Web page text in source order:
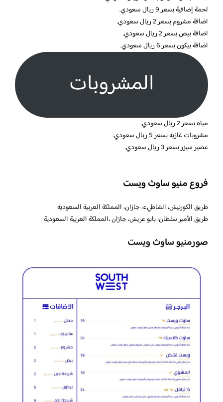
لحمة إضافية بسعر 9 ريال سعودي.
اضافة مشروم بسعر 2 ريال سعودي.
اضافة بيض بسعر 2 ريال سعودي.
اضافة بيكون بسعر 6 ريال سعودي.
المشروبات
مياه بسعر 2 ريال سعودي.
مشروبات غازية بسعر 5 ريال سعودي.
عصير سيزر بسعر 3 ريال سعودي.
فروع منيو ساوث ويست
طريق الكورنيش، الشاطيء، جازان، المملكة العربية السعودية
طريق الأمير سلطان، بابو عريش، جازان ،المملكة العربية السعودية
صورمنيو ساوث ويست